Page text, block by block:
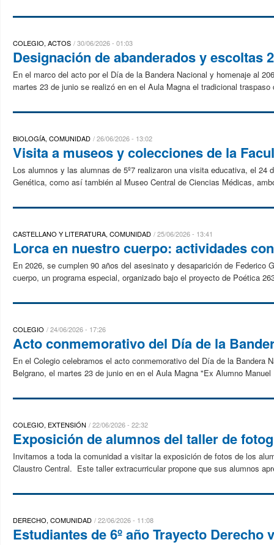
COLEGIO, ACTOS 30/06/2026 - 01:03
Designación de abanderados y escoltas
En el marco del acto por el Día de la Bandera Nacional y homenaje al
martes 23 de junio se realizó en en el Aula Magna el tradicional
BIOLOGÍA, COMUNIDAD 26/06/2026 - 13:02
Visita a museos y colecciones de la
Los alumnos y las alumnas de 5º7 realizaron una visita educativa, el
Genética, como así también al Museo Central de Ciencias Médicas,
CASTELLANO Y LITERATURA, COMUNIDAD 25/06/2026 - 13:41
Lorca en nuestro cuerpo: actividades
En 2026, se cumplen 90 años del asesinato y desaparición de
cuerpo, un programa especial, organizado bajo el proyecto de Poética
COLEGIO 24/06/2026 - 17:26
Acto conmemorativo del Día de la
En el Colegio celebramos el acto conmemorativo del Día de la Bandera
Belgrano, el martes 23 de junio en en el Aula Magna "Ex Alumno
COLEGIO, EXTENSIÓN 22/06/2026 - 22:32
Exposición de alumnos del taller de
Invitamos a toda la comunidad a visitar la exposición de fotos de los
Claustro Central. Este taller extracurricular propone que sus alumnos
DERECHO, COMUNIDAD 22/06/2026 - 11:08
Estudiantes de 6º año Trayecto Derecho